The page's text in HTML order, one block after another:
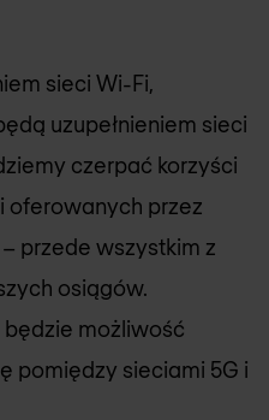
sieci Wi-Fi,
uzupełnieniem sieci
czerpać korzyści
oferowanych przez
przede wszystkim z
osiągów.
możliwość
pomiędzy sieciami 5G i